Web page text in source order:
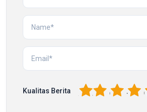
Kualitas Berita 5
4
3
2